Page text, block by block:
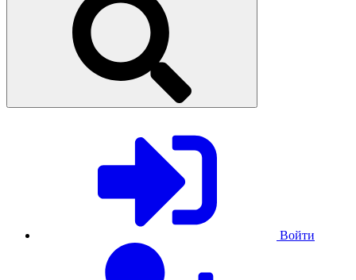
Войти